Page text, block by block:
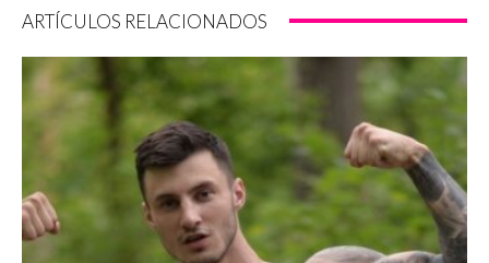
ARTÍCULOS RELACIONADOS